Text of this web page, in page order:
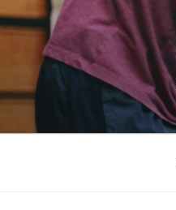
Inhalt
springen